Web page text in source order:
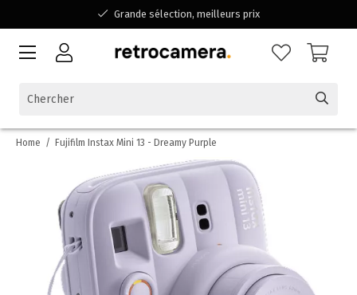
Grande sélection, meilleurs prix
Disponible pour toutes vos questions
Home / Fujifilm Instax Mini 13 - Dreamy Purple